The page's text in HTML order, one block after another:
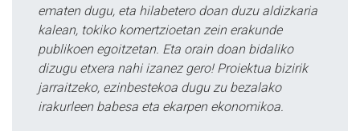
ematen dugu, eta hilabetero doan duzu aldizkaria
kalean, tokiko komertzioetan zein erakunde
publikoen egoitzetan. Eta orain doan bidaliko
dizugu etxera nahi izanez gero! Proiektua bizirik
jarraitzeko, ezinbestekoa dugu zu bezalako
irakurleen babesa eta ekarpen ekonomikoa.